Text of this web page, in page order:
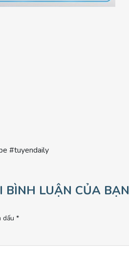
#tuyendaily
BÌNH LUẬN CỦA BẠN
dấu *